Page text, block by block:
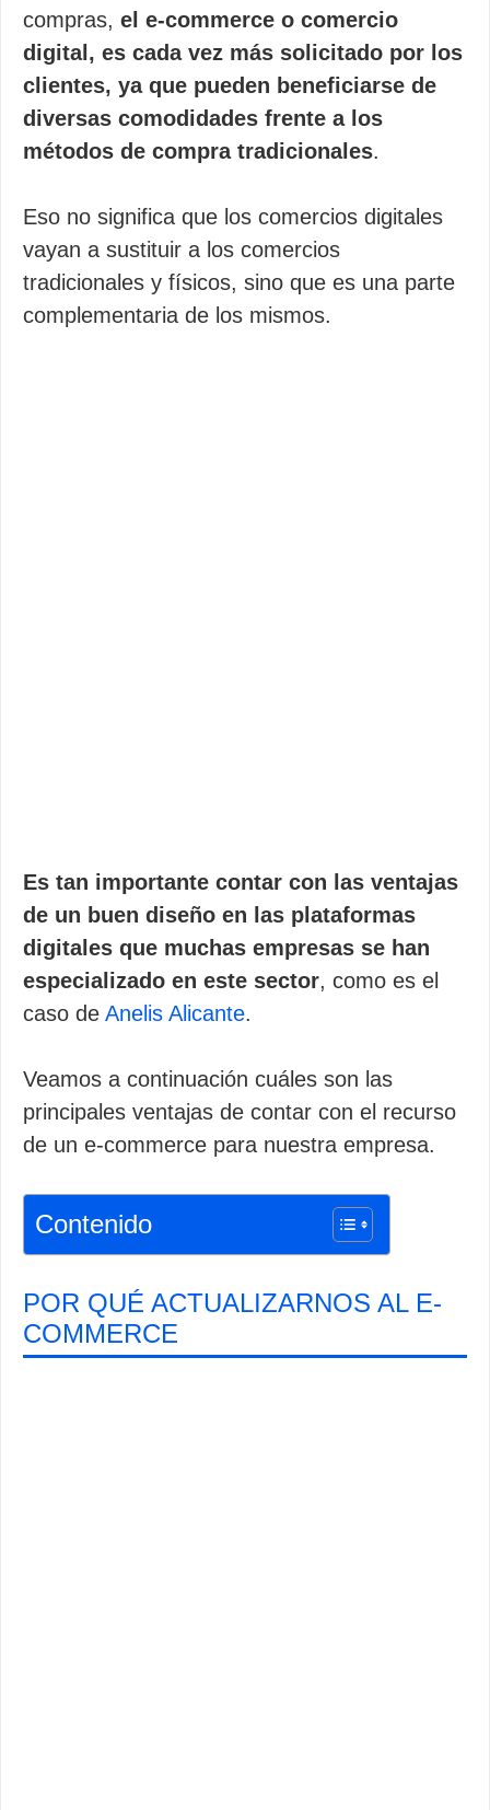
compras, el e-commerce o comercio
digital, es cada vez más solicitado por los
clientes, ya que pueden beneficiarse de
diversas comodidades frente a los
métodos de compra tradicionales.
Eso no significa que los comercios digitales
vayan a sustituir a los comercios
tradicionales y físicos, sino que es una parte
complementaria de los mismos.
Es tan importante contar con las ventajas
de un buen diseño en las plataformas
digitales que muchas empresas se han
especializado en este sector, como es el
caso de Anelis Alicante.
Veamos a continuación cuáles son las
principales ventajas de contar con el recurso
de un e-commerce para nuestra empresa.
Contenido
POR QUÉ ACTUALIZARNOS AL E-
COMMERCE